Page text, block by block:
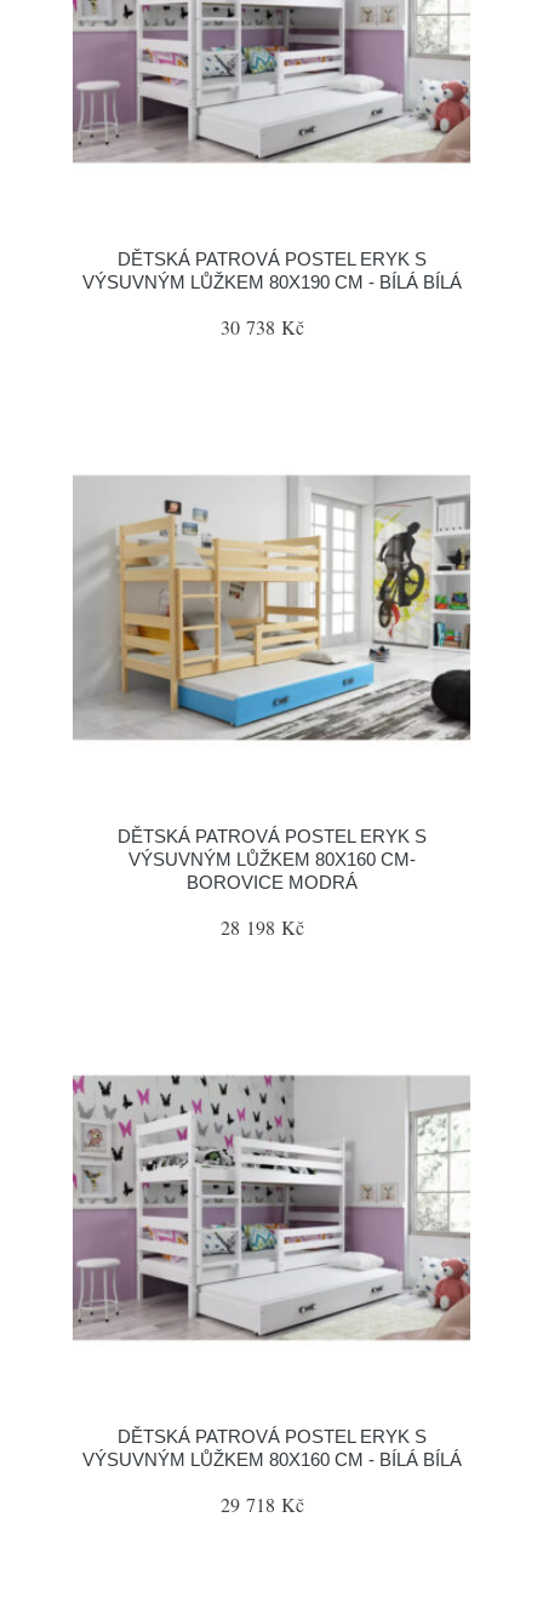
DĚTSKÁ PATROVÁ POSTEL ERYK S
VÝSUVNÝM LŮŽKEM 80X190 CM - BÍLÁ BÍLÁ
30 738 Kč
DĚTSKÁ PATROVÁ POSTEL ERYK S
VÝSUVNÝM LŮŽKEM 80X160 CM-
BOROVICE MODRÁ
28 198 Kč
DĚTSKÁ PATROVÁ POSTEL ERYK S
VÝSUVNÝM LŮŽKEM 80X160 CM - BÍLÁ BÍLÁ
29 718 Kč